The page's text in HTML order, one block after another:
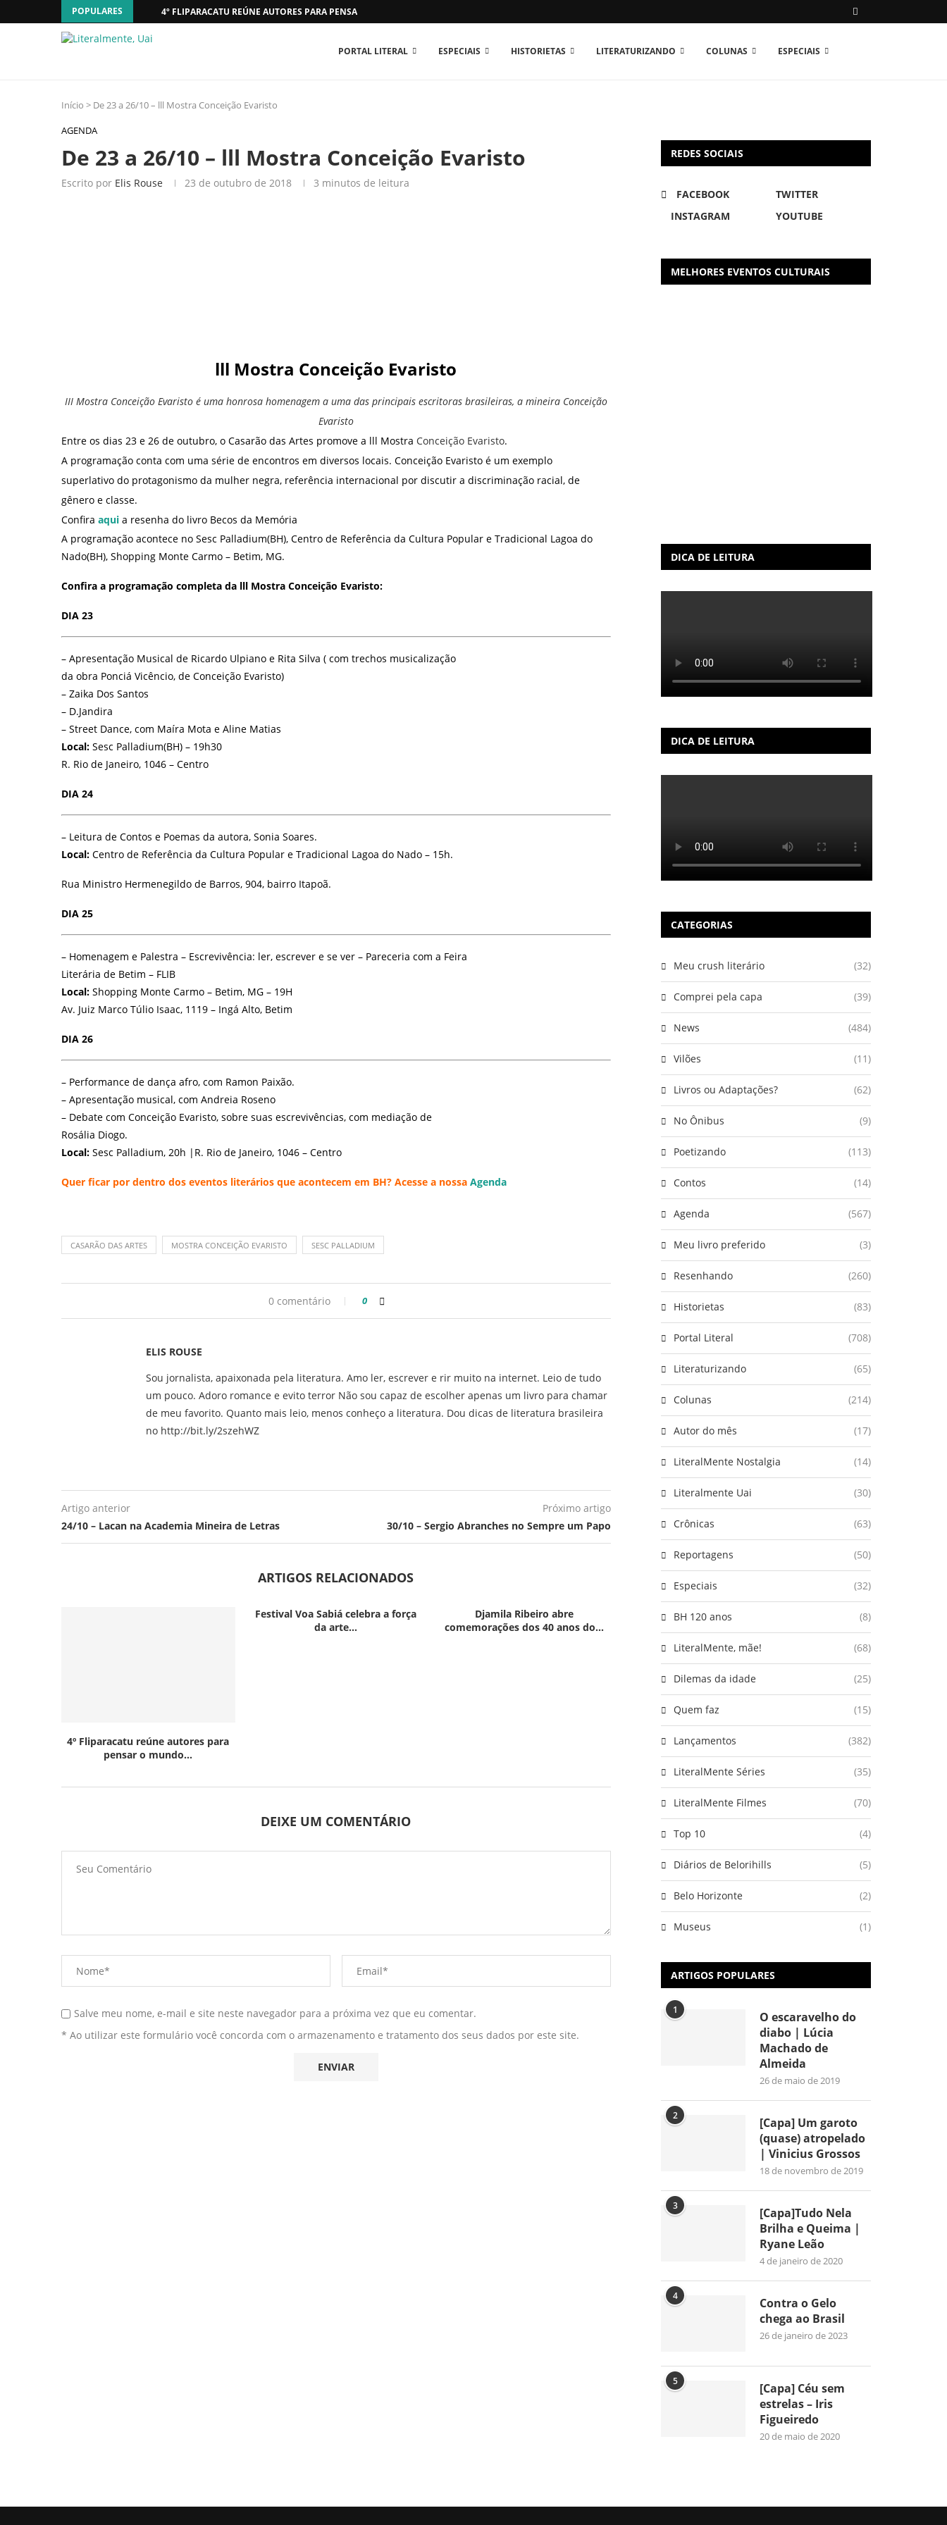
POPULARES 4º FLIPARACATU REÚNE AUTORES PARA PENSAR O MUNDO...
PORTAL LITERAL ESPECIAIS HISTORIETAS LITERATURIZANDO COLUNAS ESPECIAIS
Início > De 23 a 26/10 – lll Mostra Conceição Evaristo
AGENDA
De 23 a 26/10 – lll Mostra Conceição Evaristo
Escrito por Elis Rouse 23 de outubro de 2018 3 minutos de leitura
lll Mostra Conceição Evaristo
III Mostra Conceição Evaristo é uma honrosa homenagem a uma das principais escritoras brasileiras, a mineira Conceição
Evaristo
Entre os dias 23 e 26 de outubro, o Casarão das Artes promove a lll Mostra Conceição Evaristo.
A programação conta com uma série de encontros em diversos locais. Conceição Evaristo é um exemplo
superlativo do protagonismo da mulher negra, referência internacional por discutir a discriminação racial, de
gênero e classe.
Confira aqui a resenha do livro Becos da Memória
A programação acontece no Sesc Palladium(BH), Centro de Referência da Cultura Popular e Tradicional Lagoa do
Nado(BH), Shopping Monte Carmo – Betim, MG.
Confira a programação completa da lll Mostra Conceição Evaristo:
DIA 23
– Apresentação Musical de Ricardo Ulpiano e Rita Silva ( com trechos musicalização
da obra Ponciá Vicêncio, de Conceição Evaristo)
– Zaika Dos Santos
– D.Jandira
– Street Dance, com Maíra Mota e Aline Matias
Local: Sesc Palladium(BH) – 19h30
R. Rio de Janeiro, 1046 – Centro
DIA 24
– Leitura de Contos e Poemas da autora, Sonia Soares.
Local: Centro de Referência da Cultura Popular e Tradicional Lagoa do Nado – 15h.
Rua Ministro Hermenegildo de Barros, 904, bairro Itapoã.
DIA 25
– Homenagem e Palestra – Escrevivência: ler, escrever e se ver – Pareceria com a Feira
Literária de Betim – FLIB
Local: Shopping Monte Carmo – Betim, MG – 19H
Av. Juiz Marco Túlio Isaac, 1119 – Ingá Alto, Betim
DIA 26
– Performance de dança afro, com Ramon Paixão.
– Apresentação musical, com Andreia Roseno
– Debate com Conceição Evaristo, sobre suas escrevivências, com mediação de
Rosália Diogo.
Local: Sesc Palladium, 20h | R. Rio de Janeiro, 1046 – Centro
Quer ficar por dentro dos eventos literários que acontecem em BH? Acesse a nossa Agenda
CASARÃO DAS ARTES MOSTRA CONCEIÇÃO EVARISTO SESC PALLADIUM
0 comentário 0
ELIS ROUSE
Sou jornalista, apaixonada pela literatura. Amo ler, escrever e rir muito na internet. Leio de tudo
um pouco. Adoro romance e evito terror Não sou capaz de escolher apenas um livro para chamar
de meu favorito. Quanto mais leio, menos conheço a literatura. Dou dicas de literatura brasileira
no http://bit.ly/2szehWZ
Artigo anterior
24/10 – Lacan na Academia Mineira de Letras
Próximo artigo
30/10 – Sergio Abranches no Sempre um Papo
ARTIGOS RELACIONADOS
4º Fliparacatu reúne autores para
pensar o mundo...
Festival Voa Sabiá celebra a força
da arte...
Djamila Ribeiro abre
comemorações dos 40 anos do...
DEIXE UM COMENTÁRIO
Salve meu nome, e-mail e site neste navegador para a próxima vez que eu comentar.
* Ao utilizar este formulário você concorda com o armazenamento e tratamento dos seus dados por este site.
REDES SOCIAIS
FACEBOOK
TWITTER
INSTAGRAM
YOUTUBE
MELHORES EVENTOS CULTURAIS
DICA DE LEITURA
DICA DE LEITURA
CATEGORIAS
Meu crush literário (32)
Comprei pela capa (39)
News (484)
Vilões (11)
Livros ou Adaptações? (62)
No Ônibus (9)
Poetizando (113)
Contos (14)
Agenda (567)
Meu livro preferido (3)
Resenhando (260)
Historietas (83)
Portal Literal (708)
Literaturizando (65)
Colunas (214)
Autor do mês (17)
LiteralMente Nostalgia (14)
Literalmente Uai (30)
Crônicas (63)
Reportagens (50)
Especiais (32)
BH 120 anos (8)
LiteralMente, mãe! (68)
Dilemas da idade (25)
Quem faz (15)
Lançamentos (382)
LiteralMente Séries (35)
LiteralMente Filmes (70)
Top 10 (4)
Diários de Belorihills (5)
Belo Horizonte (2)
Museus (1)
ARTIGOS POPULARES
1
O escaravelho do
diabo | Lúcia
Machado de
Almeida
26 de maio de 2019
2
[Capa] Um garoto
(quase) atropelado
| Vinicius Grossos
18 de novembro de 2019
3
[Capa]Tudo Nela
Brilha e Queima |
Ryane Leão
4 de janeiro de 2020
4
Contra o Gelo
chega ao Brasil
26 de janeiro de 2023
5
[Capa] Céu sem
estrelas – Iris
Figueiredo
20 de maio de 2020